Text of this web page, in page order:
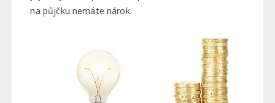
na půjčku nemáte nárok.